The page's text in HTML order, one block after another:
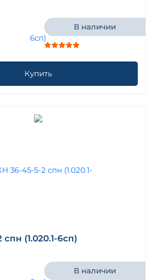
В наличии
Купить
(1.020.1-6сп)
В наличии